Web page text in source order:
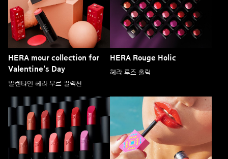
HERA mour collection for
Valentine's Day
발렌타인 헤라 무르 컬렉션
HERA Rouge Holic
헤라 루즈 홀릭